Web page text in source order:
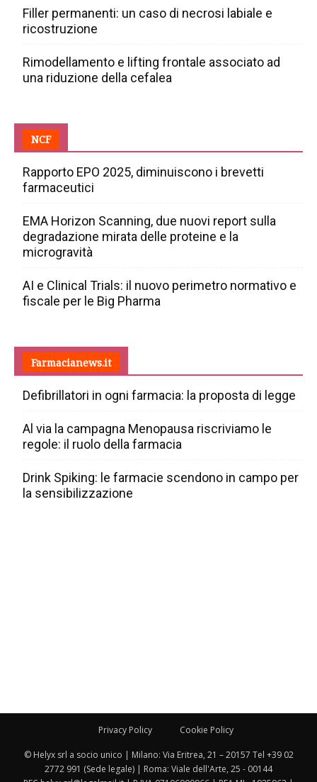
Filler permanenti: un caso di necrosi labiale e
ricostruzione
Rimodellamento e lifting frontale associato ad
una riduzione della cefalea
NCF
Rapporto EPO 2025, diminuiscono i brevetti
farmaceutici
EMA Horizon Scanning, due nuovi report sulla
degradazione mirata delle proteine e la
microgravità
AI e Clinical Trials: il nuovo perimetro normativo e
fiscale per le Big Pharma
Farmacianews.it
Defibrillatori in ogni farmacia: la proposta di legge
Al via la campagna Menopausa riscriviamo le
regole: il ruolo della farmacia
Drink Spiking: le farmacie scendono in campo per
la sensibilizzazione
Privacy Policy Cookie Policy
© Helyx srl a socio unico | Milano: Via Eritrea, 21 – 20157 Tel +39 02
2772 991 (Sede legale) | Roma: Viale dell'Arte, 25 - 00144